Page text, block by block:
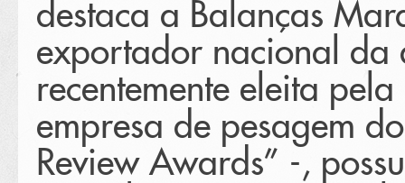
destaca a Balanças
exportador nacional da
recentemente eleita
empresa de pesagem
Review Awards” -,